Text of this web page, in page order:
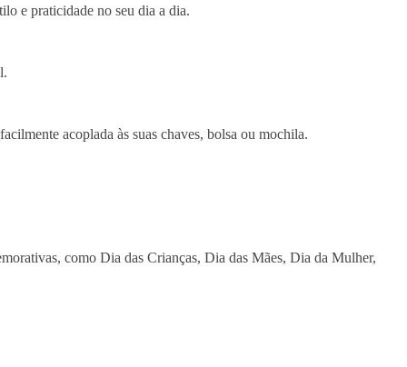
e praticidade no seu dia a dia.
acoplada às suas chaves, bolsa ou mochila.
como Dia das Crianças, Dia das Mães, Dia da Mulher,